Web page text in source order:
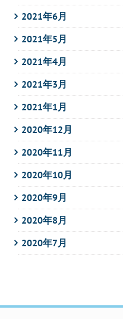
2021年6月
2021年5月
2021年4月
2021年3月
2021年1月
2020年12月
2020年11月
2020年10月
2020年9月
2020年8月
2020年7月